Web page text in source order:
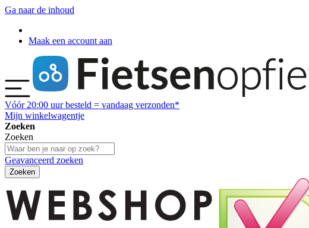
Ga naar de inhoud
Maak een account aan
Vóór 20:00 uur besteld = vandaag verzonden*
Mijn winkelwagentje
Zoeken
Zoeken
Geavanceerd zoeken
Zoeken